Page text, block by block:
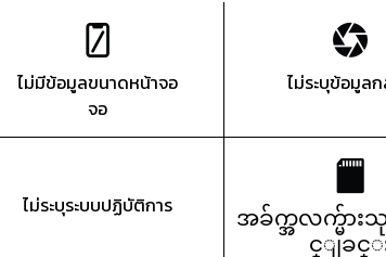
ไม่มีข้อมูลขนาดหน้าจอ
จอ
ไม่ระบุข้อมูล
ไม่ระบุระบบปฏิบัติการ
အခ်က္အလက္မ်ာ
င္ျခင္